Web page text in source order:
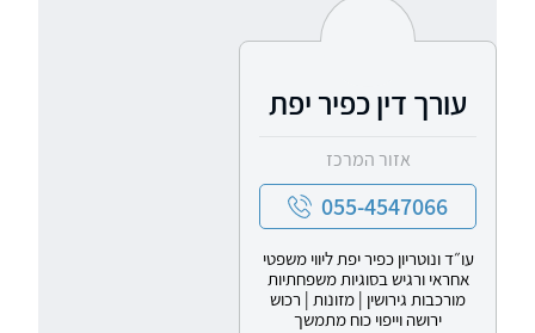
עורך דין כפיר יפת
אזור המרכז
055-4547066
עו״ד ונוטריון כפיר יפת ליווי משפטי
אחראי ורגיש בסוגיות משפחתיות
מורכבות גירושין | מזונות | רכוש
ירושה וייפוי כוח מתמשך